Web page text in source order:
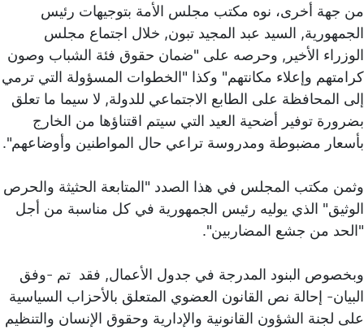
من جهة أخرى، نوه مكتب مجلس الأمة بتوجيهات رئيس
الجمهورية, السيد عبد المجيد تبون, خلال اجتماع مجلس
الوزراء الأخير, وحرصه على "ضمان حقوق فئة الشباب وصون
كرامتهم وإعلاء مكانتهم" وكذا "الخطوات المسؤولة التي ترمي
إلى المحافظة على الطابع الاجتماعي للدولة, لا سيما ما تعلق
بضرورة توفير أضحية العيد التي سيتم اقتناؤها من الخارج
بأسعار مضبوطة ومدروسة تراعي حال المواطنين وأوضاعهم".
وثمن مكتب المجلس في هذا الصدد "المتابعة الحثيثة والحرص
الوثيق" الذي يوليه رئيس الجمهورية في كل مناسبة من أجل
"الحد من جشع المضاربين".
وبخصوص البنود المدرجة في جدول الأعمال, فقد تم -وفق
البيان- إحالة نص القانون العضوي المتعلق بالأحزاب السياسية
على لجنة الشؤون القانونية والإدارية وحقوق الإنسان والتنظيم